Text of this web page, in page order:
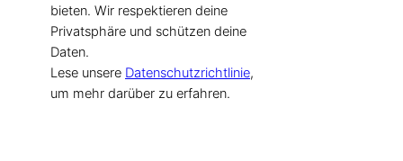
for Models & Influencers!
bieten. Wir respektieren deine
Privatsphäre und schützen deine
Daten.
Lese unsere Datenschutzrichtlinie,
um mehr darüber zu erfahren.